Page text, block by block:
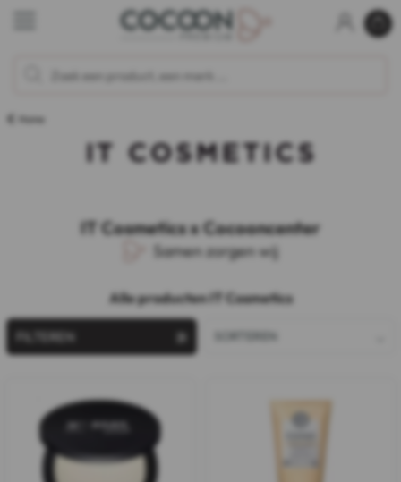
Home
IT Cosmetics x Cocooncenter
Samen zorgen wij
Alle producten IT Cosmetics
FILTEREN